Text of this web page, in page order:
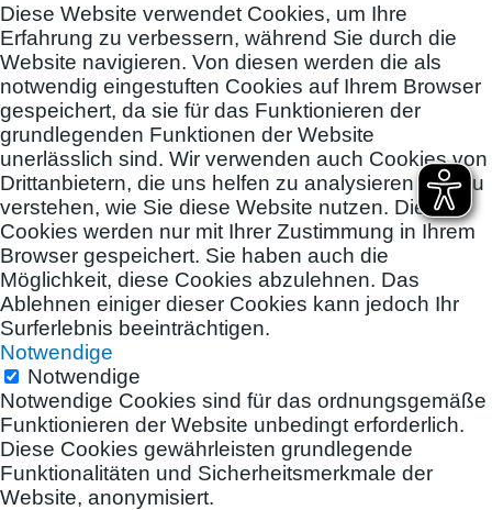
Diese Website verwendet Cookies, um Ihre
Erfahrung zu verbessern, während Sie durch die
Website navigieren. Von diesen werden die als
notwendig eingestuften Cookies auf Ihrem Browser
gespeichert, da sie für das Funktionieren der
grundlegenden Funktionen der Website
unerlässlich sind. Wir verwenden auch Cookies von
Drittanbietern, die uns helfen zu analysieren und zu
verstehen, wie Sie diese Website nutzen. Diese
Cookies werden nur mit Ihrer Zustimmung in Ihrem
Browser gespeichert. Sie haben auch die
Möglichkeit, diese Cookies abzulehnen. Das
Ablehnen einiger dieser Cookies kann jedoch Ihr
Surferlebnis beeinträchtigen.
Notwendige
Notwendige
Notwendige Cookies sind für das ordnungsgemäße
Funktionieren der Website unbedingt erforderlich.
Diese Cookies gewährleisten grundlegende
Funktionalitäten und Sicherheitsmerkmale der
Website, anonymisiert.